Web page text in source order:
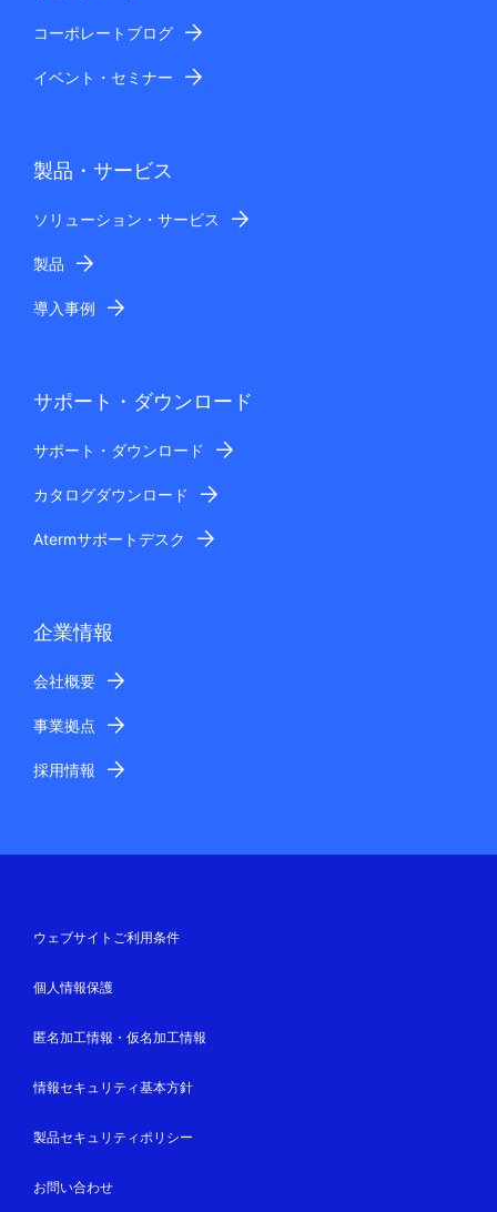
コーポレートブログ
イベント・セミナー
製品・サービス
ソリューション・サービス
製品
導入事例
サポート・ダウンロード
サポート・ダウンロード
カタログダウンロード
Atermサポートデスク
企業情報
会社概要
事業拠点
採用情報
ウェブサイトご利用条件
個人情報保護
匿名加工情報・仮名加工情報
情報セキュリティ基本方針
製品セキュリティポリシー
お問い合わせ